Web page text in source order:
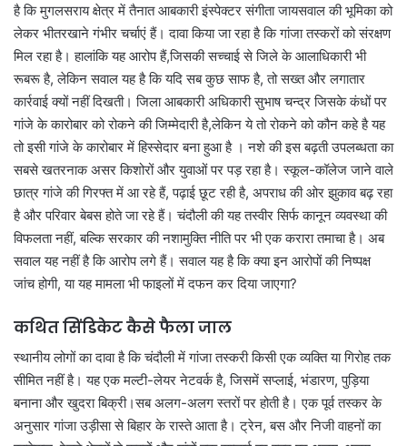
है कि मुगलसराय क्षेत्र में तैनात आबकारी इंस्पेक्टर संगीता जायसवाल की भूमिका को
लेकर भीतरखाने गंभीर चर्चाएं हैं। दावा किया जा रहा है कि गांजा तस्करों को संरक्षण
मिल रहा है। हालांकि यह आरोप हैं,जिसकी सच्चाई से जिले के आलाधिकारी भी
रूबरू है, लेकिन सवाल यह है कि यदि सब कुछ साफ है, तो सख्त और लगातार
कार्रवाई क्यों नहीं दिखती। जिला आबकारी अधिकारी सुभाष चन्द्र जिसके कंधों पर
गांजे के कारोबार को रोकने की जिम्मेदारी है,लेकिन ये तो रोकने को कौन कहे है यह
तो इसी गांजे के कारोबार में हिस्सेदार बना हुआ है । नशे की इस बढ़ती उपलब्धता का
सबसे खतरनाक असर किशोरों और युवाओं पर पड़ रहा है। स्कूल-कॉलेज जाने वाले
छात्र गांजे की गिरफ्त में आ रहे हैं, पढ़ाई छूट रही है, अपराध की ओर झुकाव बढ़ रहा
है और परिवार बेबस होते जा रहे हैं। चंदौली की यह तस्वीर सिर्फ कानून व्यवस्था की
विफलता नहीं, बल्कि सरकार की नशामुक्ति नीति पर भी एक करारा तमाचा है। अब
सवाल यह नहीं है कि आरोप लगे हैं। सवाल यह है कि क्या इन आरोपों की निष्पक्ष
जांच होगी, या यह मामला भी फाइलों में दफन कर दिया जाएगा?
कथित सिंडिकेट कैसे फैला जाल
स्थानीय लोगों का दावा है कि चंदौली में गांजा तस्करी किसी एक व्यक्ति या गिरोह तक
सीमित नहीं है। यह एक मल्टी-लेयर नेटवर्क है, जिसमें सप्लाई, भंडारण, पुड़िया
बनाना और खुदरा बिक्री।सब अलग-अलग स्तरों पर होती है। एक पूर्व तस्कर के
अनुसार गांजा उड़ीसा से बिहार के रास्ते आता है। ट्रेन, बस और निजी वाहनों का